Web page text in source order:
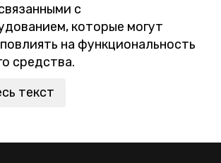
с
которые могут
на функциональность
средства.
текст